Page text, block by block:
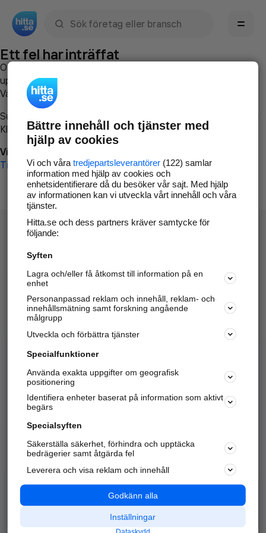
Ett fel har inträffat
Om du vill kan du
uppstod så att vi lättare och snabbare kan avhjälpa det.
Vänligen försök med följande:
Surfa till
Klicka påTillbaka-knappen i webbläsaren och försök igen
Vi beklagar besväret!
Till startsidan
Hitta.se - Gratis nummerupplysning.
Sök företag, personer och platser.
Hitta telefonnummer, adresser, företagsinfo mm.
Marknadsför företaget
Kom igång och annonsera mot
samarbetspartners nära dig.
Alla kategorier
Populära sökningar
API & Kartor
Annonsera
Integritet
Nödnummer
Bättre innehåll och tjänster med
hjälp av cookies
Vi och våra tredjepartsleverantörer(122) samlar
information med hjälp av cookies och
enhetsidentifierare då du besöker vår sajt. Med hjälp
av informationen kan vi utveckla vårt innehåll och våra
tjänster.
Hitta.se och dess partners kräver samtycke för
följande:
Syften
Lagra och/eller få åtkomst till information på en
enhet
Personanpassad reklam och innehåll, reklam- och
innehållsmätning samt forskning angående
målgrupp
Utveckla och förbättra tjänster
Specialfunktioner
Använda exakta uppgifter om geografisk
positionering
Identifiera enheter baserat på information som aktivt
begärs
Specialsyften
Säkerställa säkerhet, förhindra och upptäcka
bedrägerier samt åtgärda fel
Leverera och visa reklam och innehåll
Godkänn alla
Inställningar
Dataskydd